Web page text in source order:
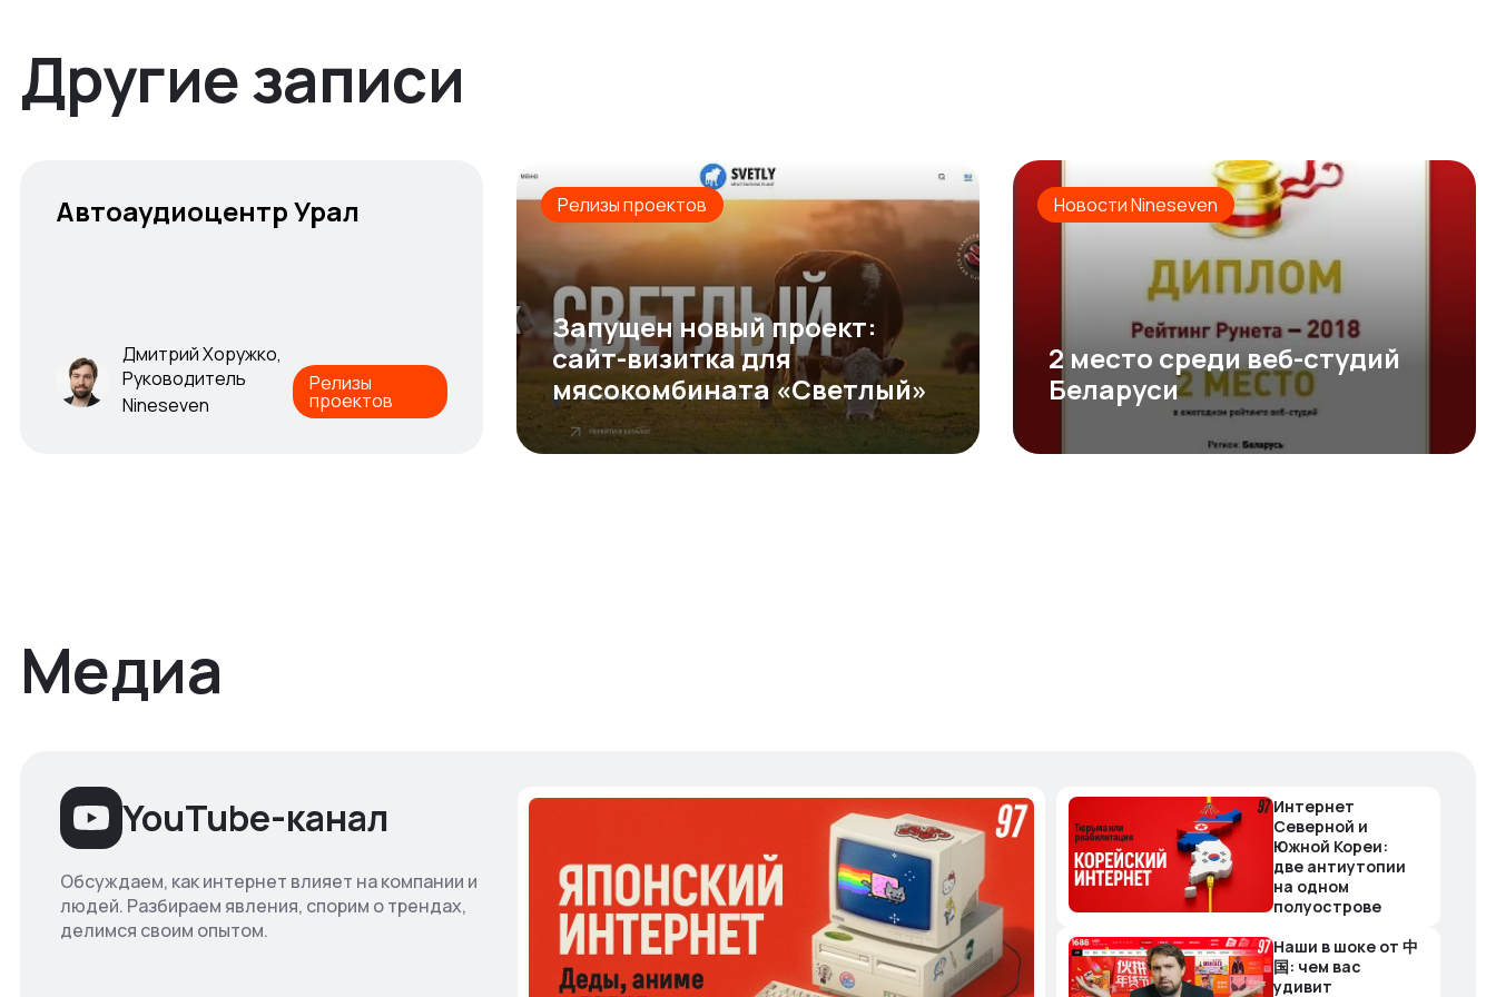
Другие записи
Автоаудиоцентр Урал
Дмитрий Хоружко,
Руководитель
Nineseven
Релизы
проектов
Автоаудиоцентр Урал Релизы проектов
Запущен новый проект:
сайт-визитка для
мясокомбината «Светлый»
Новости Nineseven
2 место среди веб-студий
Беларуси
Медиа
YouTube-канал
Обсуждаем, как интернет влияет на компании и
людей. Разбираем явления, спорим о трендах,
делимся своим опытом.
Интернет
Северной и
Южной Кореи:
две антиутопии
на одном
полуострове
Наши в шоке от 中
国: чем вас
удивит